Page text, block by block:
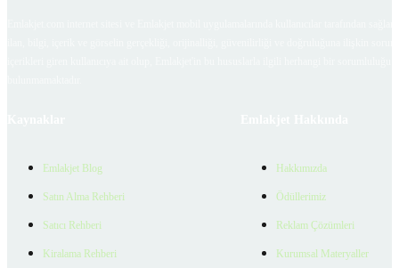
Emlakjet Blog
Satın Alma Rehberi
Satıcı Rehberi
Kiralama Rehberi
Hakkımızda
Ödüllerimiz
Reklam Çözümleri
Kurumsal Materyaller